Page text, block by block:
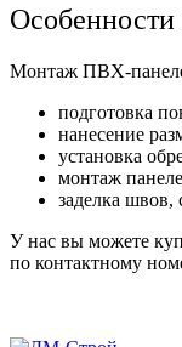
Монтаж ПВХ-
подготовка
нанесение
установка
монтаж
заделка швов,
У нас вы можете
по контактному